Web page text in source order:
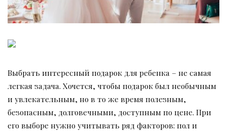
Выбрать интересный подарок для ребенка – не самая
легкая задача. Хочется, чтобы подарок был необычным
и увлекательным, но в то же время полезным,
безопасным, долговечными, доступным по цене. При
его выборе нужно учитывать ряд факторов: пол и